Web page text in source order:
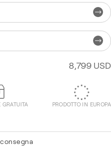
8,799 USD
PRODOTTO IN EUROPA